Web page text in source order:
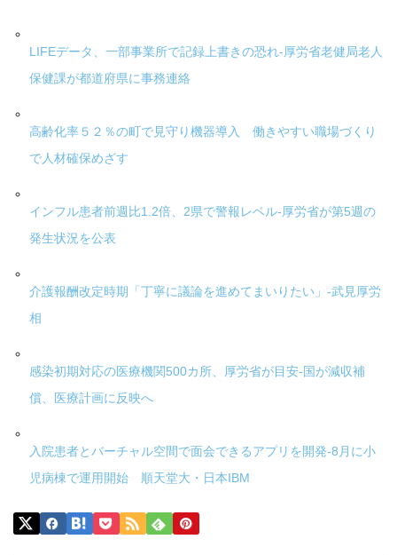
LIFEデータ、一部事業所で記録上書きの恐れ-厚労省老健局老人
保健課が都道府県に事務連絡
高齢化率５２％の町で見守り機器導入 働きやすい職場づくり
で人材確保めざす
インフル患者前週比1.2倍、2県で警報レベル-厚労省が第5週の
発生状況を公表
介護報酬改定時期「丁寧に議論を進めてまいりたい」-武見厚労
相
感染初期対応の医療機関500カ所、厚労省が目安-国が減収補
償、医療計画に反映へ
入院患者とバーチャル空間で面会できるアプリを開発-8月に小
児病棟で運用開始 順天堂大・日本IBM